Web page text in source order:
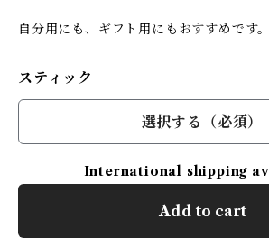
自分用にも、ギフト用にもおすすめです。
スティック
選択する（必須）
International shipping
Add to cart